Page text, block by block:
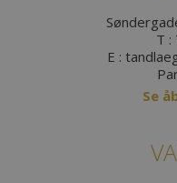
T :
E :
Se